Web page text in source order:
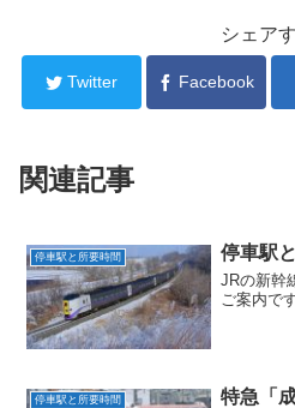
シェア
Twitter Facebook
関連記事
停車駅と所要時間 停車駅
JRの新幹
ご案内です
停車駅と所要時間
特急「